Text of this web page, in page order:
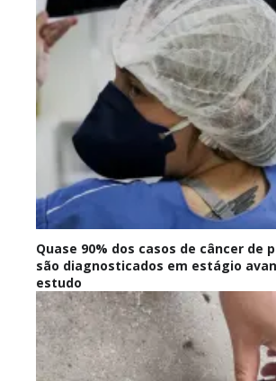
Quase 90% dos casos de câncer de
são diagnosticados em estágio
estudo